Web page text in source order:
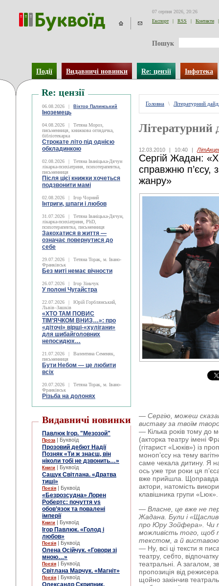
07 серпня 2026, 20:26
Експорт
| RSS | Контакти |
Пошук
Події Видавничі новинки Re: цензії Інфотека
Re: цензії
06.08.2026 | Віктор Палинський
Іноземець
04.08.2026 |
Тетяна Мороз,
письменниця, книжкова оглядачка,
бібліотекарка
Строкате літо під однією
обкладинкою
02.08.2026 |
Тетяна Іваніцька-Дячун
лікарка-психіатриня, психотерапевтка,
письменниця
Після цієї книжки хочеться
подзвонити мамі
02.08.2026 | Ігор Чорний
Інтриги, шпаги і любов
31.07.2026 |
Тетяна Іваніцька-Дячун,
лікарка-психіатриня, PhD,
психотерапевтка, письменниця
Закохатися в життя —
означає повернутися до
себе
29.07.2026 |
Тетяна Торак, м. Івано-
Франківськ
Без миті немає вічности
26.07.2026 | Ігор Зіньчук
У полоні Чугайстра
22.07.2026 |
Юрій Горблянський,
Львів–Зашків
«ХТО ТАМ ПОВИС
ТІМ’ЯЧКОМ ВНИЗ…»: про
«діточі» вірші-«хулігани»
для шибайголовних
непосидюх…
21.07.2026 |
Валентина Семеняк,
письменниця
Бути Небом ― це любити
всіх
20.07.2026 |
Тетяна Торак, м. Івано-
Франківськ
Різьба на долонях
Видавничі новинки
Павлюк Ігор. "Мезозой"
Проза | Буквоїд
Прозовий дебют Надії
Позняк «Ти ж знаєш, він
ніколи тобі не дзвонить…»
Книги | Буквоїд
Сащук Світлана. «Дратва
тиші»
Поезія | Буквоїд
«Безрозсудна» Лорен
Робертс: почуття vs
обов’язок та повалені
імперії
Книги | Буквоїд
Ігор Павлюк. «Голод і
любов»
Поезія | Буквоїд
Олена Осійчук. «Говори зі
мною…»
Поезія | Буквоїд
Світлана Марчук. «Магніт»
Поезія | Буквоїд
Олександр Скрипник.
Головна \ Літературний
Літературний
12.03.2010 | 10:40 |
Сергій Жадан:
справжню п’єсу,
жанру»
— Сергію, можеш
виставу за твоїм
— Кілька років тому до
(акторка театру імені
(гітарист «Lюків») із
моноп’єсу на тему
саме чекала дитину. Я
ось уже три роки ця
вже прийшла. Щоправда, в
актори, натомість
клавішника групи
— Власне, це вже не
Жадана. Були і
про Юру Зойфера». Чи
можливість того, щоб
текстом, а й виставою
— Ну, всі ці тексти я
театру, себто,
театральні. А загалом,
пропозиція від
щойно закінчив